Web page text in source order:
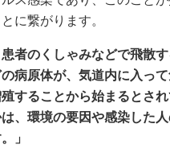
に繋がります。
患者のくしゃみなどで飛散
病原体が、気道内に入っ
することから始まるとされ
、環境の要因や感染した人
」